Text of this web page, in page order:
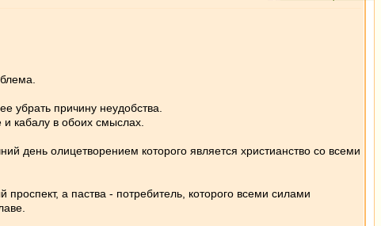
убрать причину неудобства.
кабалу в обоих смыслах.
день олицетворением которого является христианство со всеми
а паства - потребитель, которого всеми силами